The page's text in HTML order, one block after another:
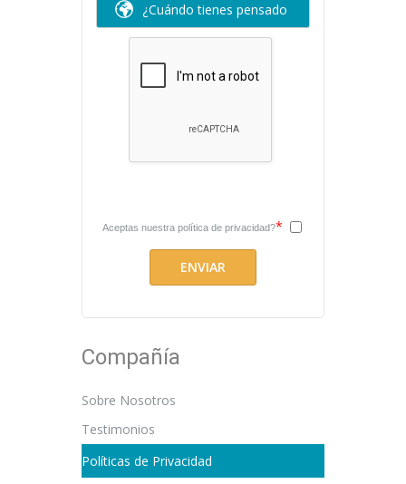
Aceptas nuestra política de privacidad?*
Compañía
Sobre Nosotros
Testimonios
Políticas de Privacidad